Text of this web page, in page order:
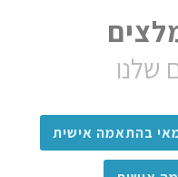
שלנו
בהתאמה אישית